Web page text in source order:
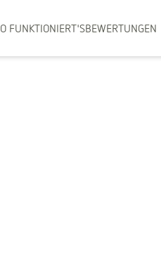
FUNKTIONIERT'SBEWERTUNGEN